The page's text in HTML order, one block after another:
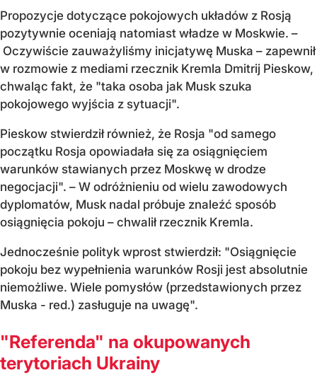
Propozycje dotyczące pokojowych układów z Rosją
pozytywnie oceniają natomiast władze w Moskwie. –
Oczywiście zauważyliśmy inicjatywę Muska – zapewnił
w rozmowie z mediami rzecznik Kremla Dmitrij Pieskow,
chwaląc fakt, że "taka osoba jak Musk szuka
pokojowego wyjścia z sytuacji".
Pieskow stwierdził również, że Rosja "od samego
początku Rosja opowiadała się za osiągnięciem
warunków stawianych przez Moskwę w drodze
negocjacji". – W odróżnieniu od wielu zawodowych
dyplomatów, Musk nadal próbuje znaleźć sposób
osiągnięcia pokoju – chwalił rzecznik Kremla.
Jednocześnie polityk wprost stwierdził: "Osiągnięcie
pokoju bez wypełnienia warunków Rosji jest absolutnie
niemożliwe. Wiele pomysłów (przedstawionych przez
Muska - red.) zasługuje na uwagę".
"Referenda" na okupowanych
terytoriach Ukrainy